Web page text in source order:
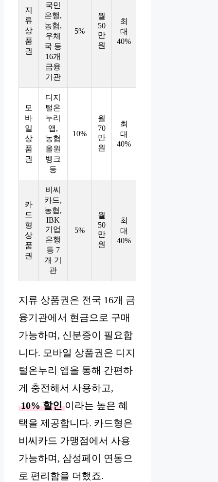
지
류
상
품
권
국민
은행,
농협,
우체
국 등
16개
금융
기관
5%
월
50
만
원
최
대
40%
모
바
일
상
품
권
디지
털온
누리
앱,
농협
올원
뱅크
등
10%
월
70
만
원
최
대
40%
카
드
형
상
품
권
비씨
카드,
농협,
IBK
기업
은행
등 7
개 기
관
5%
월
50
만
원
최
대
40%
지류 상품권은 전국 16개 금
융기관에서 현금으로 구매
가능하며, 신분증이 필요합
니다. 모바일 상품권은 디지
털온누리 앱을 통해 간편하
게 충전해서 사용하고,
10% 할인 이라는 높은 혜
택을 제공합니다. 카드형은
비씨카드 가맹점에서 사용
가능하며, 삼성페이 연동으
로 편리함을 더했죠.